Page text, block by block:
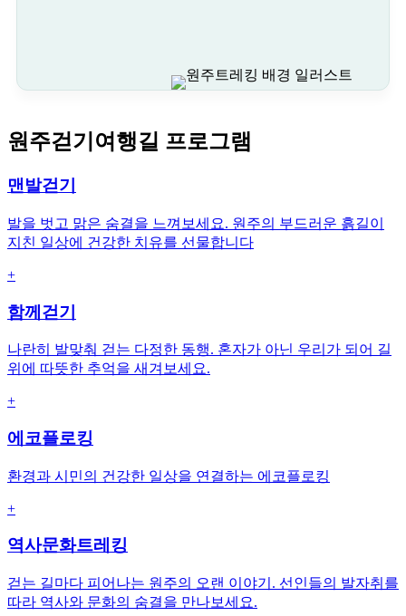
원주걷기여행길 프로그램
맨발걷기
발을 벗고 맑은 숨결을 느껴보세요. 원주의 부드러운 흙길이
지친 일상에 건강한 치유를 선물합니다
+
함께걷기
나란히 발맞춰 걷는 다정한 동행. 혼자가 아닌 우리가 되어 길
위에 따뜻한 추억을 새겨보세요.
+
에코플로킹
환경과 시민의 건강한 일상을 연결하는 에코플로킹
+
역사문화트레킹
걷는 길마다 피어나는 원주의 오랜 이야기. 선인들의 발자취를
따라 역사와 문화의 숨결을 만나보세요.